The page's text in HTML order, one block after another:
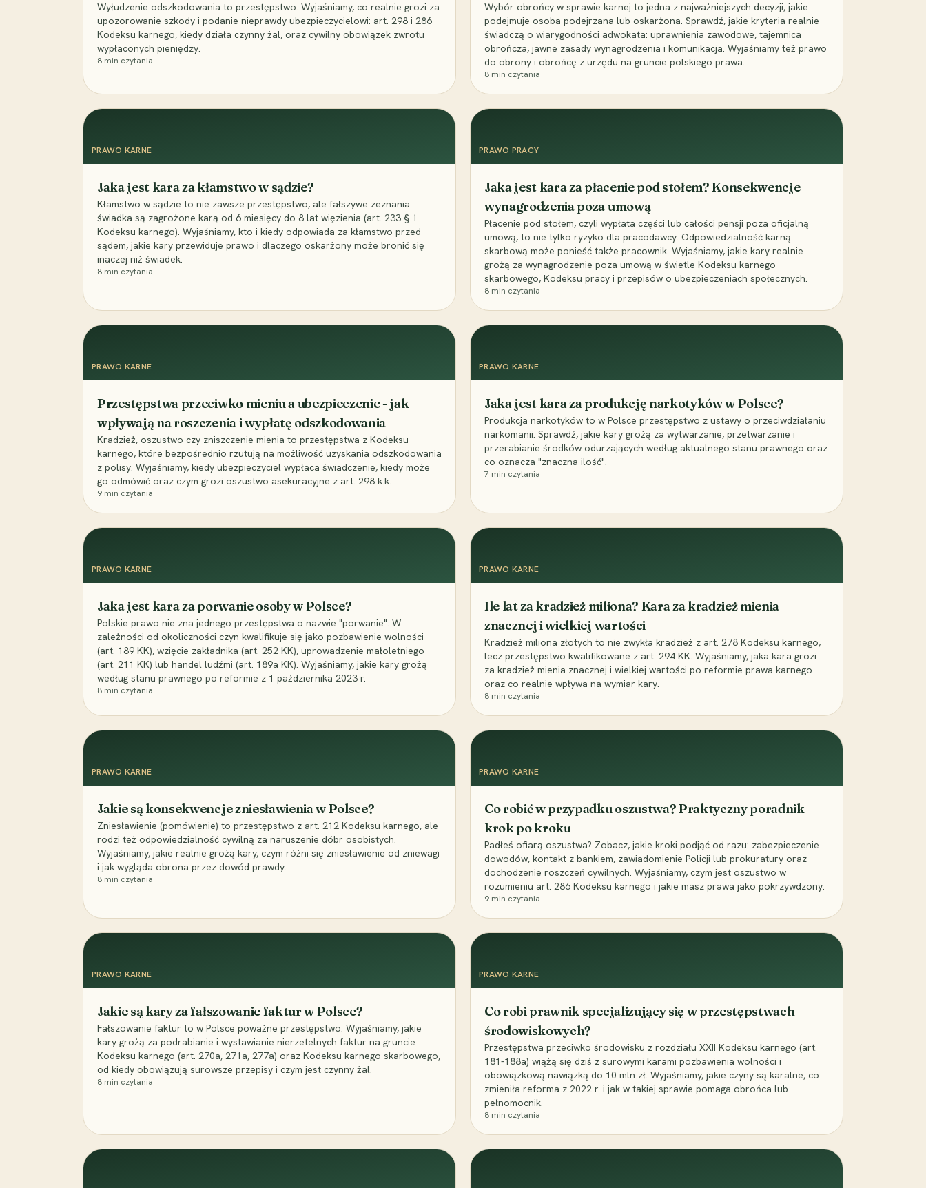
Wyłudzenie odszkodowania to przestępstwo. Wyjaśniamy, co realnie grozi za
upozorowanie szkody i podanie nieprawdy ubezpieczycielowi: art. 298 i 286
Kodeksu karnego, kiedy działa czynny żal, oraz cywilny obowiązek zwrotu
wypłaconych pieniędzy.
8 min czytania
Wybór obrońcy w sprawie karnej to jedna z najważniejszych decyzji, jakie
podejmuje osoba podejrzana lub oskarżona. Sprawdź, jakie kryteria realnie
świadczą o wiarygodności adwokata: uprawnienia zawodowe, tajemnica
obrończa, jawne zasady wynagrodzenia i komunikacja. Wyjaśniamy też prawo
do obrony i obrońcę z urzędu na gruncie polskiego prawa.
8 min czytania
PRAWO KARNE
Jaka jest kara za kłamstwo w sądzie?
Kłamstwo w sądzie to nie zawsze przestępstwo, ale fałszywe zeznania
świadka są zagrożone karą od 6 miesięcy do 8 lat więzienia (art. 233 § 1
Kodeksu karnego). Wyjaśniamy, kto i kiedy odpowiada za kłamstwo przed
sądem, jakie kary przewiduje prawo i dlaczego oskarżony może bronić się
inaczej niż świadek.
8 min czytania
PRAWO PRACY
Jaka jest kara za płacenie pod stołem? Konsekwencje
wynagrodzenia poza umową
Płacenie pod stołem, czyli wypłata części lub całości pensji poza oficjalną
umową, to nie tylko ryzyko dla pracodawcy. Odpowiedzialność karną
skarbową może ponieść także pracownik. Wyjaśniamy, jakie kary realnie
grożą za wynagrodzenie poza umową w świetle Kodeksu karnego
skarbowego, Kodeksu pracy i przepisów o ubezpieczeniach społecznych.
8 min czytania
PRAWO KARNE
Przestępstwa przeciwko mieniu a ubezpieczenie - jak
wpływają na roszczenia i wypłatę odszkodowania
Kradzież, oszustwo czy zniszczenie mienia to przestępstwa z Kodeksu
karnego, które bezpośrednio rzutują na możliwość uzyskania odszkodowania
z polisy. Wyjaśniamy, kiedy ubezpieczyciel wypłaca świadczenie, kiedy może
go odmówić oraz czym grozi oszustwo asekuracyjne z art. 298 k.k.
9 min czytania
PRAWO KARNE
Jaka jest kara za produkcję narkotyków w Polsce?
Produkcja narkotyków to w Polsce przestępstwo z ustawy o przeciwdziałaniu
narkomanii. Sprawdź, jakie kary grożą za wytwarzanie, przetwarzanie i
przerabianie środków odurzających według aktualnego stanu prawnego oraz
co oznacza "znaczna ilość".
7 min czytania
PRAWO KARNE
Jaka jest kara za porwanie osoby w Polsce?
Polskie prawo nie zna jednego przestępstwa o nazwie "porwanie". W
zależności od okoliczności czyn kwalifikuje się jako pozbawienie wolności
(art. 189 KK), wzięcie zakładnika (art. 252 KK), uprowadzenie małoletniego
(art. 211 KK) lub handel ludźmi (art. 189a KK). Wyjaśniamy, jakie kary grożą
według stanu prawnego po reformie z 1 października 2023 r.
8 min czytania
PRAWO KARNE
Ile lat za kradzież miliona? Kara za kradzież mienia
znacznej i wielkiej wartości
Kradzież miliona złotych to nie zwykła kradzież z art. 278 Kodeksu karnego,
lecz przestępstwo kwalifikowane z art. 294 KK. Wyjaśniamy, jaka kara grozi
za kradzież mienia znacznej i wielkiej wartości po reformie prawa karnego
oraz co realnie wpływa na wymiar kary.
8 min czytania
PRAWO KARNE
Jakie są konsekwencje zniesławienia w Polsce?
Zniesławienie (pomówienie) to przestępstwo z art. 212 Kodeksu karnego, ale
rodzi też odpowiedzialność cywilną za naruszenie dóbr osobistych.
Wyjaśniamy, jakie realnie grożą kary, czym różni się zniesławienie od zniewagi
i jak wygląda obrona przez dowód prawdy.
8 min czytania
PRAWO KARNE
Co robić w przypadku oszustwa? Praktyczny poradnik
krok po kroku
Padłeś ofiarą oszustwa? Zobacz, jakie kroki podjąć od razu: zabezpieczenie
dowodów, kontakt z bankiem, zawiadomienie Policji lub prokuratury oraz
dochodzenie roszczeń cywilnych. Wyjaśniamy, czym jest oszustwo w
rozumieniu art. 286 Kodeksu karnego i jakie masz prawa jako pokrzywdzony.
9 min czytania
PRAWO KARNE
Jakie są kary za fałszowanie faktur w Polsce?
Fałszowanie faktur to w Polsce poważne przestępstwo. Wyjaśniamy, jakie
kary grożą za podrabianie i wystawianie nierzetelnych faktur na gruncie
Kodeksu karnego (art. 270a, 271a, 277a) oraz Kodeksu karnego skarbowego,
od kiedy obowiązują surowsze przepisy i czym jest czynny żal.
8 min czytania
PRAWO KARNE
Co robi prawnik specjalizujący się w przestępstwach
środowiskowych?
Przestępstwa przeciwko środowisku z rozdziału XXII Kodeksu karnego (art.
181-188a) wiążą się dziś z surowymi karami pozbawienia wolności i
obowiązkową nawiązką do 10 mln zł. Wyjaśniamy, jakie czyny są karalne, co
zmieniła reforma z 2022 r. i jak w takiej sprawie pomaga obrońca lub
pełnomocnik.
8 min czytania